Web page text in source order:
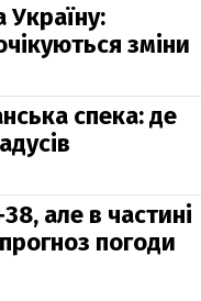
Україну:
зміни
спека: де
але в частині
погоди